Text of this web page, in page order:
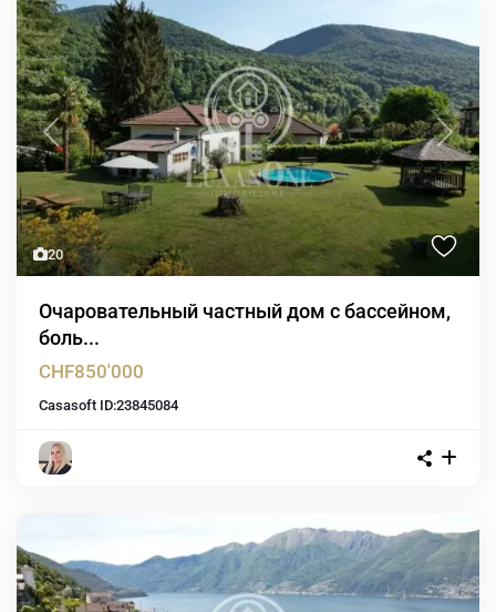
20
Previous Next
Очаровательный частный дом с бассейном,
боль...
CHF850'000
Casasoft ID:23845084